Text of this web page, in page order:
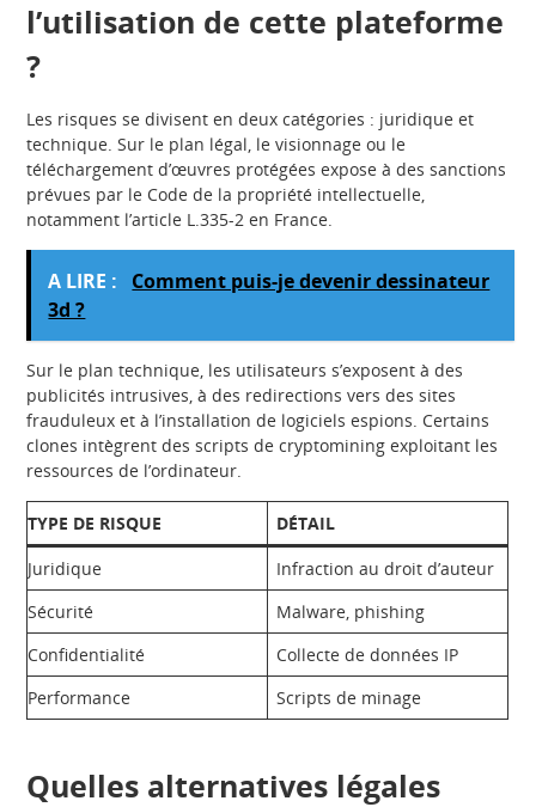
l’utilisation de cette plateforme
?
Les risques se divisent en deux catégories : juridique et
technique. Sur le plan légal, le visionnage ou le
téléchargement d’œuvres protégées expose à des sanctions
prévues par le Code de la propriété intellectuelle,
notamment l’article L.335-2 en France.
A LIRE :
Comment puis-je devenir dessinateur
3d ?
Sur le plan technique, les utilisateurs s’exposent à des
publicités intrusives, à des redirections vers des sites
frauduleux et à l’installation de logiciels espions. Certains
clones intègrent des scripts de cryptomining exploitant les
ressources de l’ordinateur.
TYPE DE RISQUE
DÉTAIL
Juridique
Infraction au droit d’auteur
Sécurité
Malware, phishing
Confidentialité
Collecte de données IP
Performance
Scripts de minage
Quelles alternatives légales